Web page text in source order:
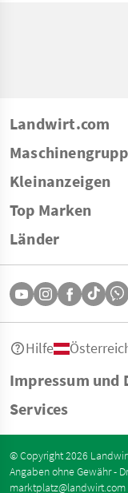
Landwirt.com
Kleinanzeigen
Top Marken
Länder
Impressum und
Services
Hilfe
© Copyright 2026
Angaben ohne Gewähr -
marktplatz@landwirt.com